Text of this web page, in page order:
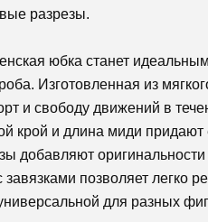
разрезы.
юбка станет
Изготовленная из
и свободу движений в
крой и длина миди придают
добавляют
завязками позволяет легко
для разных